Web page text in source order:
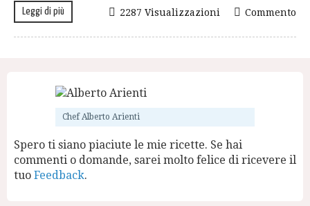
Leggi di più Commento
2287 Visualizzazioni
Chef Alberto Arienti
Spero ti siano piaciute le mie ricette. Se hai
commenti o domande, sarei molto felice di ricevere il
tuo Feedback.